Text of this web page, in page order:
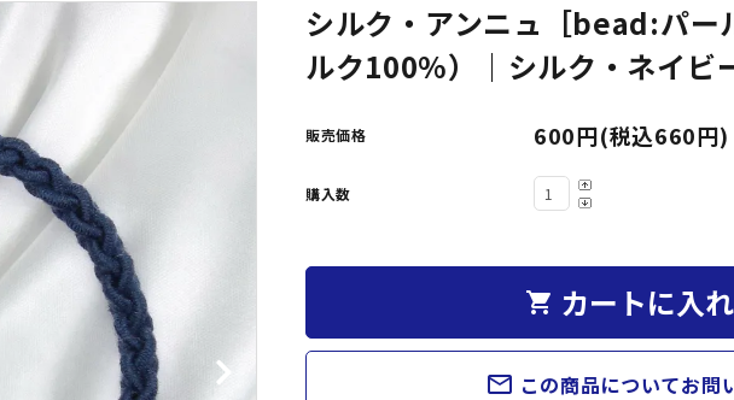
annieu
・アンニュ】
Pearl annieu annieu
annieu
ト・アンニュ】
anti-static annieu
/ Styling
・スタイリング】 【その他】
シルク・アンニュ［bead:パー
ルク100%）｜シルク・ネイビ
販売価格 600円(税込660円)
購入数
shopping_cart カートに入
mail_outline この商品についてお問